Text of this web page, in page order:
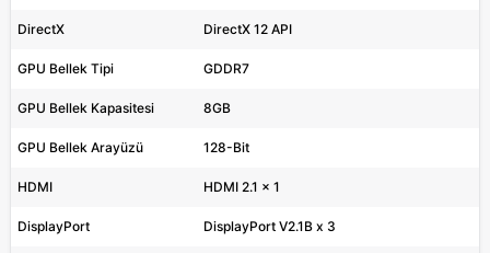
DirectX DirectX 12 API
GPU Bellek Tipi GDDR7
GPU Bellek Kapasitesi 8GB
GPU Bellek Arayüzü 128-Bit
HDMI HDMI 2.1 x 1
DisplayPort DisplayPort V2.1B x 3